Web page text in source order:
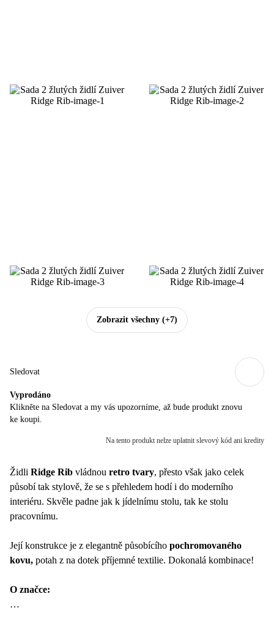
Zobrazit všechny (+7)
Sledovat
Vyprodáno
Klikněte na Sledovat a my vás upozorníme, až bude produkt znovu
ke koupi.
Na tento produkt nelze uplatnit slevový kód ani kredity
Židli Ridge Rib vládnou retro tvary, přesto však jako celek
působí tak stylově, že se s přehledem hodí i do moderního
interiéru. Skvěle padne jak k jídelnímu stolu, tak ke stolu
pracovnímu.
Její konstrukce je z elegantně působícího pochromovaného
kovu, potah z na dotek příjemné textilie. Dokonalá kombinace!
O značce: